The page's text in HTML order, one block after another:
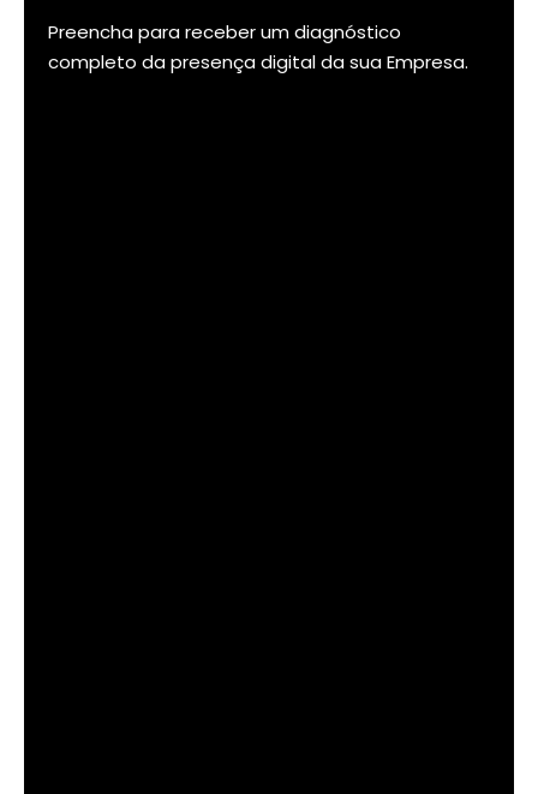
Preencha para receber um diagnóstico
completo da presença digital da sua Empresa.